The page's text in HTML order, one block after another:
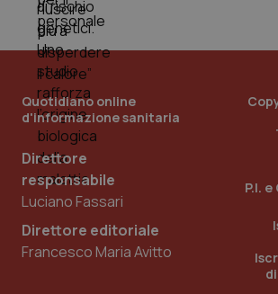
Quotidiano online
d'informazione sanitaria
Direttore
responsabile
Luciano Fassari
Direttore editoriale
Francesco Maria Avitto
P.I. e
tracking-sites-ironfish-
session-id
_ga